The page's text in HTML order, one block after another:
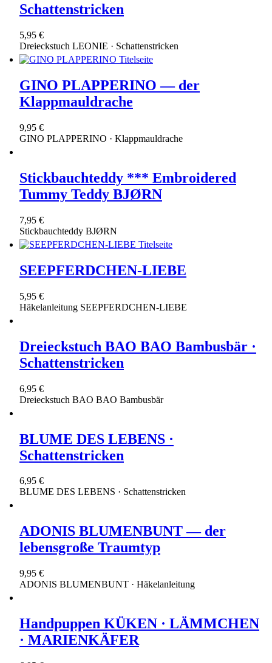
Schattenstricken
5,95 €
Dreieckstuch LEONIE · Schattenstricken
GINO PLAPPERINO — der
Klappmauldrache
9,95 €
GINO PLAPPERINO · Klappmauldrache
Stickbauchteddy *** Embroidered
Tummy Teddy BJØRN
7,95 €
Stickbauchteddy BJØRN
SEEPFERDCHEN-LIEBE
5,95 €
Häkelanleitung SEEPFERDCHEN-LIEBE
Dreieckstuch BAO BAO Bambusbär ·
Schattenstricken
6,95 €
Dreieckstuch BAO BAO Bambusbär
BLUME DES LEBENS ·
Schattenstricken
6,95 €
BLUME DES LEBENS · Schattenstricken
ADONIS BLUMENBUNT — der
lebensgroße Traumtyp
9,95 €
ADONIS BLUMENBUNT · Häkelanleitung
Handpuppen KÜKEN · LÄMMCHEN
· MARIENKÄFER